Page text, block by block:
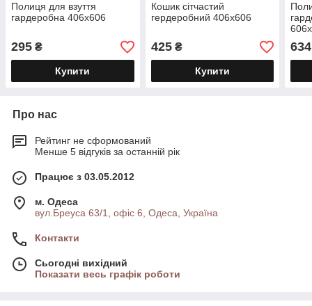
Полиця для взуття
гардеробна 406х606
295 ₴
Купити
Кошик сітчастий
гердеробний 406х606
425₴
Купити
634
Про нас
Рейтинг не сформований
Менше 5 відгуків за останній рік
Працює з 03.05.2012
м. Одеса
вул.Бреуса 63/1, офіс 6, Одеса, Україна
Контакти
Сьогодні вихідний
Показати весь графік роботи